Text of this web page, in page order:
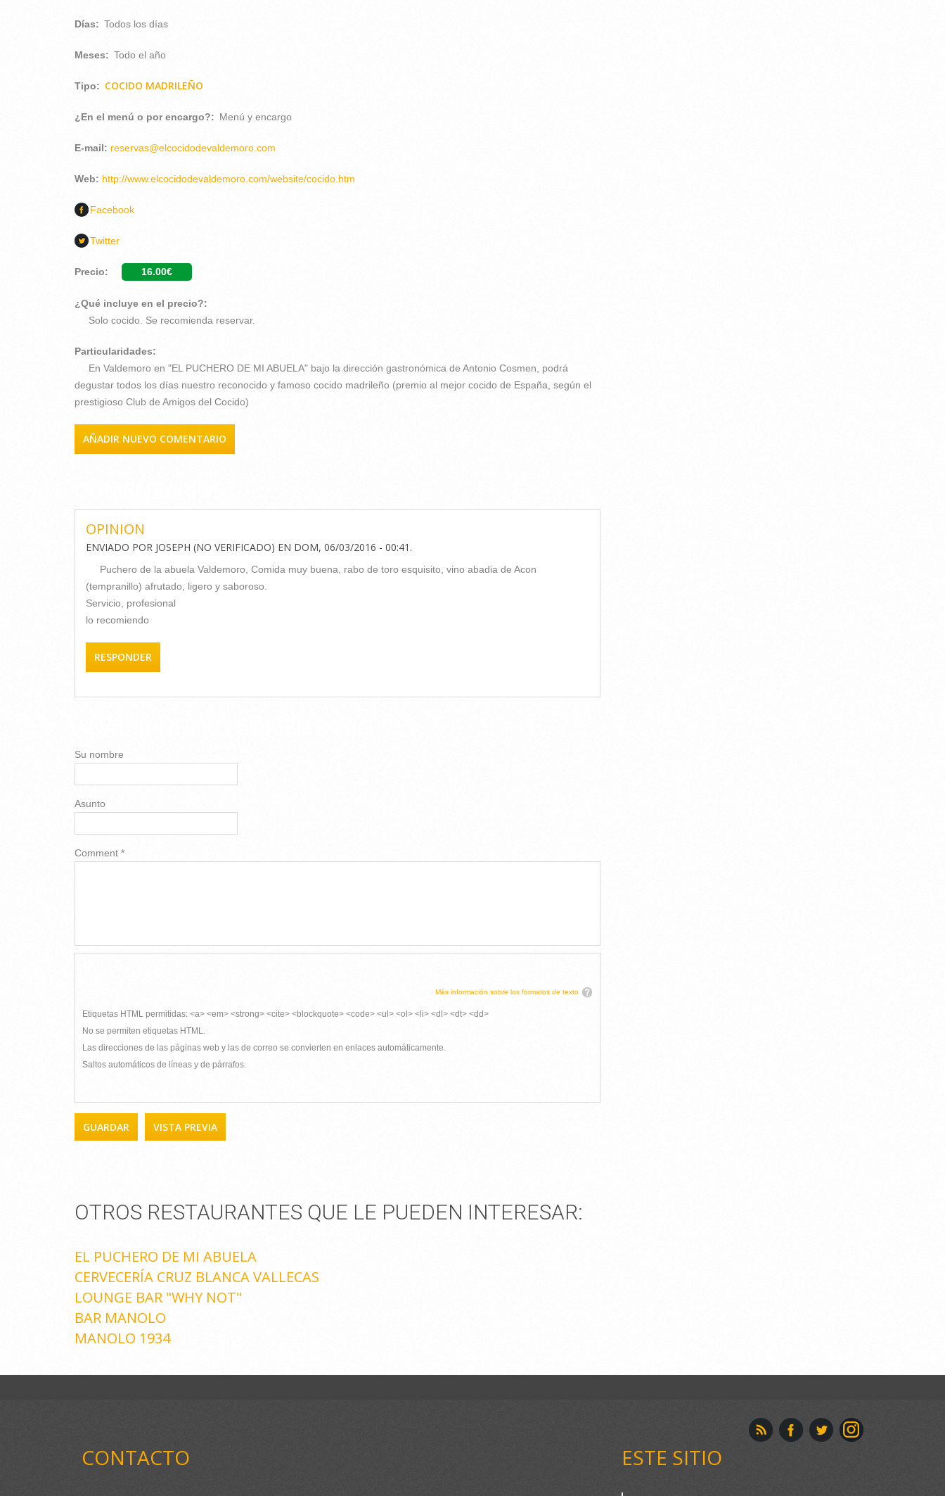
Días: Todos los días
Meses: Todo el año
Tipo: COCIDO MADRILEÑO
¿En el menú o por encargo?: Menú y encargo
E-mail: reservas@elcocidodevaldemoro.com
Web: http://www.elcocidodevaldemoro.com/website/cocido.htm
Facebook
Twitter
Precio: 16.00€
¿Qué incluye en el precio?:
Solo cocido. Se recomienda reservar.
Particularidades:
En Valdemoro en "EL PUCHERO DE MI ABUELA" bajo la dirección gastronómica de Antonio Cosmen, podrá
degustar todos los días nuestro reconocido y famoso cocido madrileño (premio al mejor cocido de España, según el
prestigioso Club de Amigos del Cocido)
AÑADIR NUEVO COMENTARIO
OPINION
ENVIADO POR JOSEPH (NO VERIFICADO) EN DOM, 06/03/2016 - 00:41 .
Puchero de la abuela Valdemoro, Comida muy buena, rabo de toro esquisito, vino abadia de Acon
(tempranillo) afrutado, ligero y saboroso.
Servicio, profesional
lo recomiendo
RESPONDER
Su nombre
Asunto
Comment *
Más información sobre los formatos de texto
Etiquetas HTML permitidas: <a> <em> <strong> <cite> <blockquote> <code> <ul> <ol> <li> <dl> <dt> <dd>
No se permiten etiquetas HTML.
Las direcciones de las páginas web y las de correo se convierten en enlaces automáticamente.
Saltos automáticos de líneas y de párrafos.
OTROS RESTAURANTES QUE LE PUEDEN INTERESAR:
EL PUCHERO DE MI ABUELA
CERVECERÍA CRUZ BLANCA VALLECAS
LOUNGE BAR "WHY NOT"
BAR MANOLO
MANOLO 1934
CONTACTO ESTE SITIO